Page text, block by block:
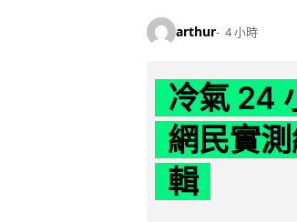
arthur 4 小時
冷氣 24
網民實
輯